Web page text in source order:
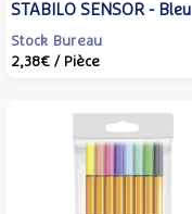
STABILO SENSOR - Bleu
Stock Bureau
2,38€ / Pièce